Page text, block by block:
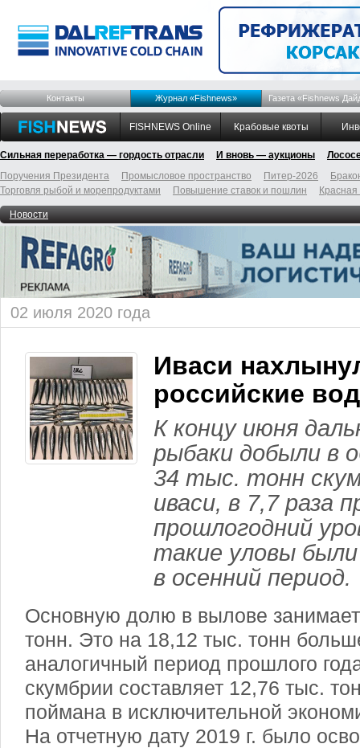
Контакты Журнал «Fishnews» Газета «Fishnews
FISHNEWS Online Крабовые квоты
Сильная переработка — гордость отрасли И вновь — аукционы
Поручения Президента
Промысловое пространство Питер-2026
Торговля рыбой и морепродуктами
Повышение ставок и пошлин
Новости
02 июля 2020 года
Иваси
российские
К концу июня
рыбаки добыли в
34 тыс. тонн
иваси, в 7,7 раза
прошлогодний
такие уловы
в осенний период.
Основную долю в вылове
тонн. Это на 18,12 тыс. тонн
аналогичный период прошлого
скумбрии составляет 12,76 тыс.
поймана в исключительной
На отчетную дату 2019 г. было